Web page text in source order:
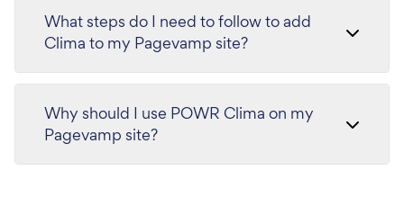
What steps do I need to follow to add
Clima to my Pagevamp site?
Why should I use POWR Clima on my
Pagevamp site?